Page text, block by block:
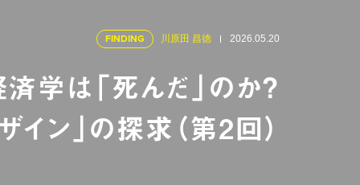
FINDING 川原田 昌徳 2026.05.20
学は「死んだ」のか？
ン」の探求（第2回）